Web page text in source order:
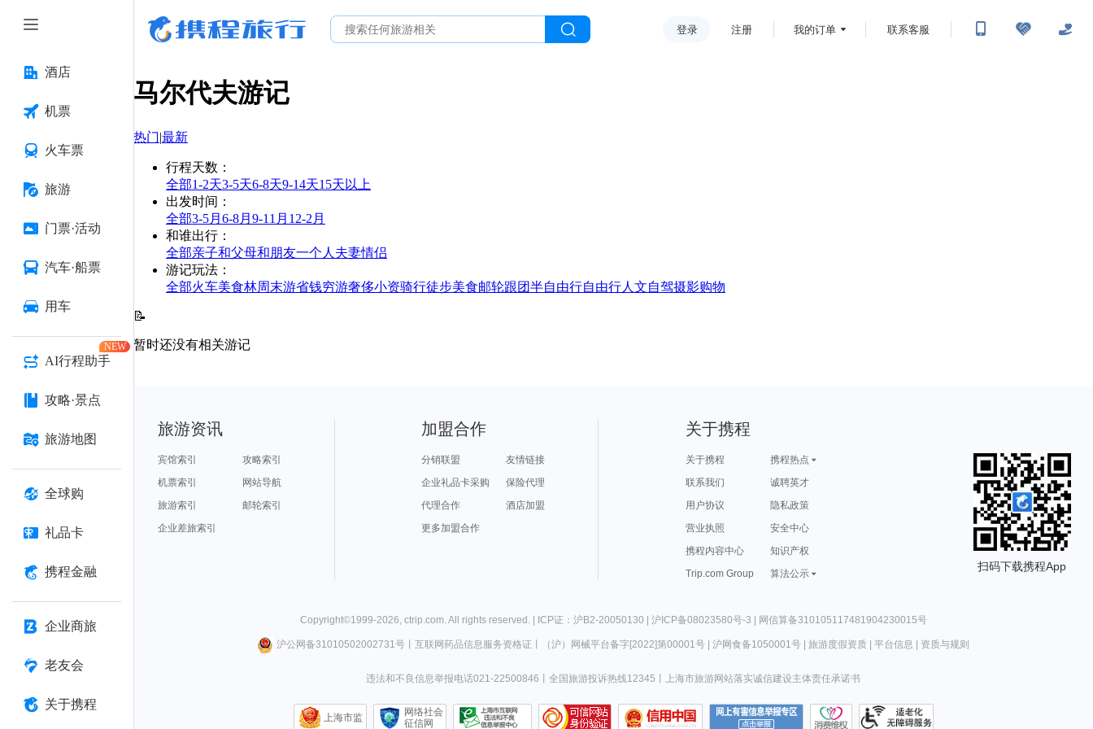
酒店
机票
火车票
旅游
门票·活动
汽车·船票
用车
AI行程助手
NEW
攻略·景点
旅游地图
全球购
礼品卡
携程金融
企业商旅
老友会
关于携程
登录 注册 我的订单 联系客服
马尔代夫游记
热门|最新
行程天数 ：
全部1-2天3-5天6-8天9-14天15天以上
出发时间 ：
全部3-5月 6-8月 9-11月 12-2月
和谁出行 ：
全部亲子和父母和朋友一个人 夫妻情侣
游记玩法 ：
全部火车美食林周末游省钱穷游奢侈小资骑行徒步美食邮轮跟团半自由行自由行人文自驾摄影购物
📝
暂时还没有相关游记
旅游资讯
宾馆索引
攻略索引
机票索引
网站导航
旅游索引
邮轮索引
企业差旅索引
加盟合作
分销联盟
友情链接
企业礼品卡采购
保险代理
代理合作
酒店加盟
更多加盟合作
关于携程
关于携程
携程热点
联系我们
诚聘英才
用户协议
隐私政策
营业执照
安全中心
携程内容中心
知识产权
Trip.com Group
算法公示
扫码下载携程App
Copyright©1999-2026, ctrip.com. All rights reserved. | ICP证：沪B2-20050130 | 沪ICP备08023580号-3 | 网信算备310105117481904230015号
沪公网备31010502002731号丨 互联网药品信息服务资格证 （沪）网械平台备字[2022]第00001号| 沪网食备1050001号| 旅游度假资质| 平台信息 资质与规则
违法和不良信息举报电话021-22500846 全国旅游投诉热线12345 上海市旅游网站落实诚信建设主体责任承诺书
上海市监
网络社会
征信网